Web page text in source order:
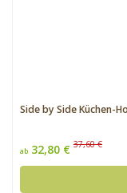
Side by Side Küchen-
ab 32,80 € 37,60 €